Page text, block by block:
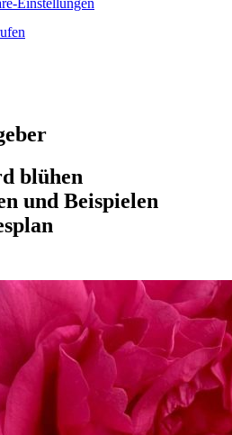
blühen
und Beispielen